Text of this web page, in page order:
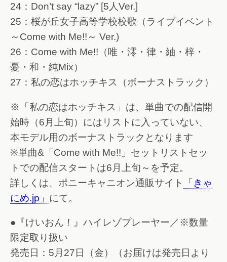
24：Don’t say “lazy” [5人Ver.]
25：桜が丘女子高等学校校歌（ライブイベント
～Come with Me!!～ Ver.)
26：Come with Me!!（唯・澪・律・紬・梓・
憂・和・純Mix）
27：私の恋はホッチキス（ボーナストラック）
※「私の恋はホッチキス」は、単曲での配信開
始時（6月上旬）にはリストに入っていない、
本モデル用のボーナストラックとなります
※単曲&「Come with Me!!」セットリストセッ
トでの配信スタートは6月上旬～を予定。
詳しくは、ポニーキャニオン通販サイト
「きゃ
にめ.jp」 にて。
●『けいおん！』ハイレゾプレーヤー／※数量
限定取り扱い
発売日：5月27日（金）（お届けは発売日より